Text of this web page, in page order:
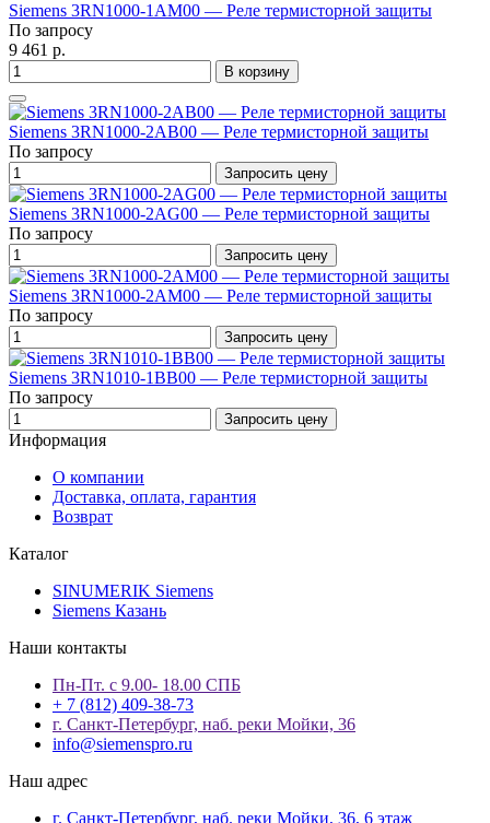
Siemens 3RN1000-1AM00 — Реле термисторной защиты
По запросу
9 461 р.
В корзину
Siemens 3RN1000-2AB00 — Реле термисторной защиты
По запросу
Запросить цену
Siemens 3RN1000-2AG00 — Реле термисторной защиты
По запросу
Запросить цену
Siemens 3RN1000-2AM00 — Реле термисторной защиты
По запросу
Запросить цену
Siemens 3RN1010-1BB00 — Реле термисторной защиты
По запросу
Запросить цену
Информация
О компании
Доставка, оплата, гарантия
Возврат
Каталог
SINUMERIK Siemens
Siemens Казань
Наши контакты
Пн-Пт. с 9.00- 18.00 СПБ
+ 7 (812) 409-38-73
г. Санкт-Петербург, наб. реки Мойки, 36
info@siemenspro.ru
Наш адрес
г. Санкт-Петербург, наб. реки Мойки, 36, 6 этаж